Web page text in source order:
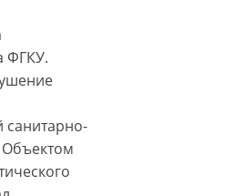
ФГКУ.
санитарно-
Объектом